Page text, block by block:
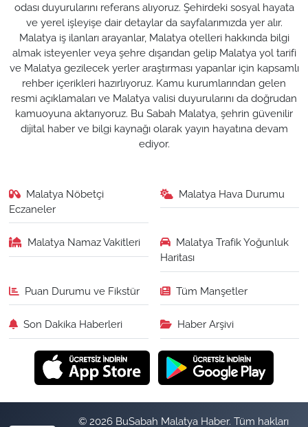
odası duyurularını referans alıyoruz. Şehirdeki sosyal hayata
ve yerel işleyişe dair detaylar da sayfalarımızda yer alır.
Malatya iş ilanları arayanlar, Malatya otelleri hakkında bilgi
almak isteyenler veya şehre dışarıdan gelip Malatya yol tarifi
ve Malatya gezilecek yerler araştırması yapanlar için kapsamlı
rehber içerikleri hazırlıyoruz. Kamu kurumlarından gelen
resmi açıklamaları ve Malatya valisi duyurularını da doğrudan
kamuoyuna aktarıyoruz. Bu Sabah Malatya, şehrin güvenilir
dijital haber ve bilgi kaynağı olarak yayın hayatına devam
ediyor.
Malatya Nöbetçi
Eczaneler
Malatya Hava Durumu
Malatya Namaz Vakitleri
Malatya Trafik Yoğunluk
Haritası
Puan Durumu ve Fikstür Tüm Manşetler
Son Dakika Haberleri Haber Arşivi
© 2026 BuSabah Malatya Haber. Tüm hakları